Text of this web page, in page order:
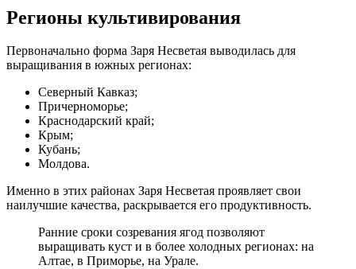
Регионы культивирования
Первоначально форма Заря Несветая выводилась для
выращивания в южных регионах:
Северный Кавказ;
Причерноморье;
Краснодарский край;
Крым;
Кубань;
Молдова.
Именно в этих районах Заря Несветая проявляет свои
наилучшие качества, раскрывается его продуктивность.
Ранние сроки созревания ягод позволяют
выращивать куст и в более холодных регионах: на
Алтае, в Приморье, на Урале.